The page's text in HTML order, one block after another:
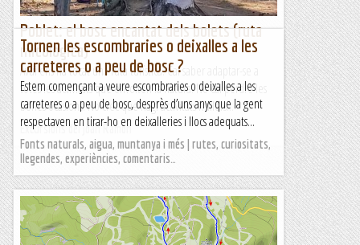
Poblet: el bosc encantat dels bolets (ruta
micologica)
Avui ens ha tocat una ruta turística. Cal saber adaptar-se a
totes les activitats que envolten la natura. No cal perdre les
bones ocasions. No crec que hagi activitats millors...
Excursions del Joan Ramon
Tornen les escombraries o deixalles a les
carreteres o a peu de bosc ?
Estem començant a veure escombraries o deixalles a les
carreteres o a peu de bosc, desprès d’uns anys que la gent
respectaven en tirar-ho en deixalleries i llocs adequats...
Fonts naturals, aigua, muntanya i més | rutes, curiositats,
llegendes, experiències, comentaris…